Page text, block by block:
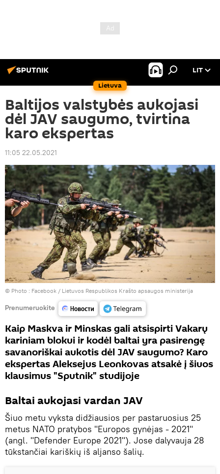
Lietuva
LIT
Baltijos valstybės aukojasi
dėl JAV saugumo, tvirtina
karo ekspertas
11:05 22.05.2021
© Photo : Facebook / Lietuvos Respublikos Krašto apsaugos ministerija
Prenumeruokite
Kaip Maskva ir Minskas gali atsispirti Vakarų
kariniam blokui ir kodėl baltai yra pasirengę
savanoriškai aukotis dėl JAV saugumo? Karo
ekspertas Aleksejus Leonkovas atsakė į šiuos
klausimus "Sputnik" studijoje
Baltai aukojasi vardan JAV
Šiuo metu vyksta didžiausios per pastaruosius 25
metus NATO pratybos "Europos gynėjas - 2021"
(angl. "Defender Europe 2021"). Jose dalyvauja 28
tūkstančiai kariškių iš aljanso šalių.